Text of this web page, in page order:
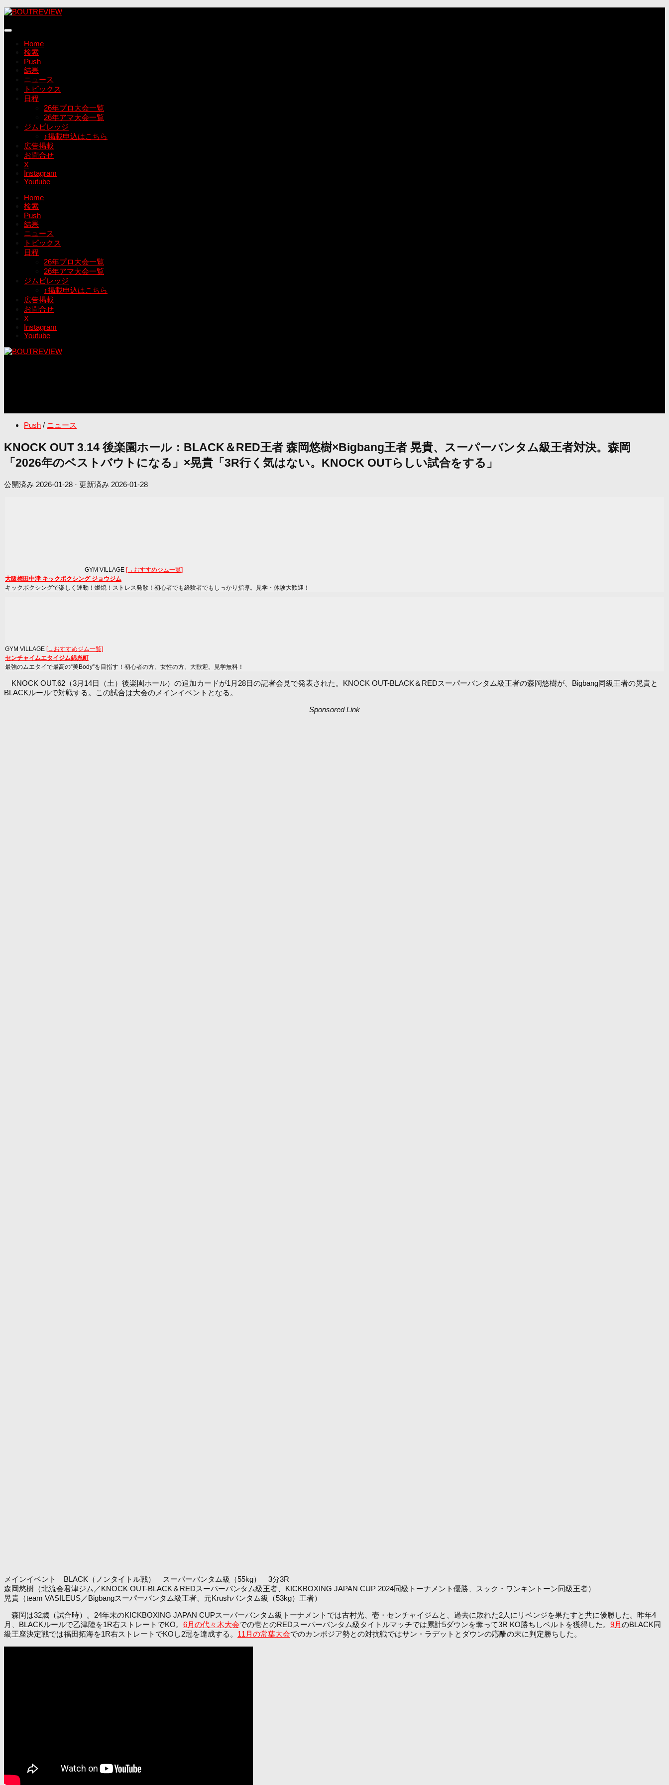
コ
テ
Home
検索
Push
結果
ニュース
トピックス
日程
26年プロ大会一覧
26年アマ大会一覧
ジムビレッジ
↑掲載申込はこちら
広告掲載
お問合せ
X
Instagram
Youtube
Home
検索
Push
結果
ニュース
トピックス
日程
26年プロ大会一覧
26年アマ大会一覧
ジムビレッジ
↑掲載申込はこちら
広告掲載
お問合せ
X
Instagram
Youtube
Push / ニュース
KNOCK OUT 3.14 後楽園ホール：BLACK＆RED王者 森岡悠樹×Bigbang王者 晃貴、スーパーバンタム級王者対決。森岡
「2026年のベストバウトになる」×晃貴「3R行く気はない。KNOCK OUTらしい試合をする」
公開済み 2026-01-28 · 更新済み 2026-01-28
GYM VILLAGE [→おすすめジム一覧]
大阪梅田中津 キックボクシング ジョウジム
キックボクシングで楽しく運動！燃焼！ストレス発散！初心者でも経験者でもしっかり指導。見学・体験大歓迎！
GYM VILLAGE [→おすすめジム一覧]
センチャイムエタイジム錦糸町
最強のムエタイで最高の“美Body”を目指す！初心者の方、女性の方、大歓迎。見学無料！
KNOCK OUT.62（3月14日（土）後楽園ホール）の追加カードが1月28日の記者会見で発表された。KNOCK OUT-BLACK＆REDスーパーバンタム級王者の森岡悠樹が、Bigbang同級王者の晃貴と
BLACKルールで対戦する。この試合は大会のメインイベントとなる。
Sponsored Link
メインイベント BLACK（ノンタイトル戦） スーパーバンタム級（55kg） 3分3R
森岡悠樹（北流会君津ジム／KNOCK OUT-BLACK＆REDスーパーバンタム級王者、KICKBOXING JAPAN CUP 2024同級トーナメント優勝、スック・ワンキントーン同級王者）
晃貴（team VASILEUS／Bigbangスーパーバンタム級王者、元Krushバンタム級（53kg）王者）
森岡は32歳（試合時）。24年末のKICKBOXING JAPAN CUPスーパーバンタム級トーナメントでは古村光、壱・センチャイジムと、過去に敗れた2人にリベンジを果たすと共に優勝した。昨年4
月、BLACKルールで乙津陸を1R右ストレートでKO。 6月の代々木大会での壱とのREDスーパーバンタム級タイトルマッチでは累計5ダウンを奪って3R KO勝ちしベルトを獲得した。 9月のBLACK同
級王座決定戦では福田拓海を1R右ストレートでKOし2冠を達成する。 11月の常葉大会でのカンボジア勢との対抗戦ではサン・ラデットとダウンの応酬の末に判定勝ちした。